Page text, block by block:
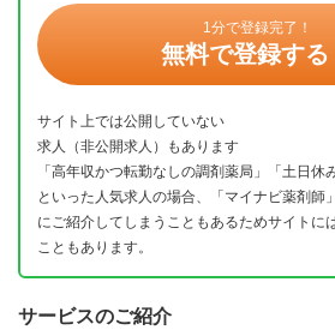
1分で登録完了！
無料で登録する
サイト上では公開していない
求人（非公開求人）もあります
「高年収かつ転勤なしの調剤薬局」「土日休
といった人気求人の場合、「マイナビ薬剤師
にご紹介してしまうこともあるためサイトに
こともあります。
サービスのご紹介